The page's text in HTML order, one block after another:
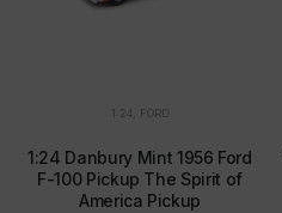
1:24 FORD
1:24 Danbury Mint 1956 Ford
F-100 Pickup The Spirit of
America Pickup